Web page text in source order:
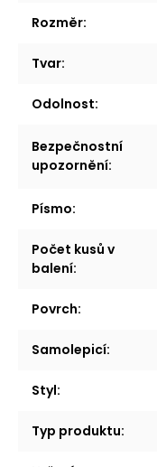
Rozměr:
Tvar:
Odolnost:
Bezpečnostní
upozornění:
Písmo:
Počet kusů v
balení:
Povrch:
Samolepicí:
Styl:
Typ produktu: